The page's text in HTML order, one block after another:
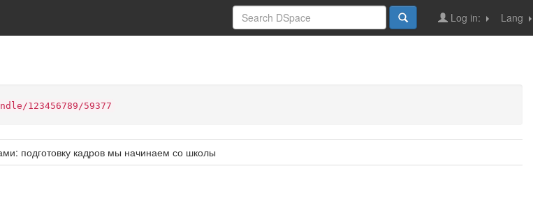
Lang
Log in:
123456789/59377
подготовку кадров мы начинаем со школы